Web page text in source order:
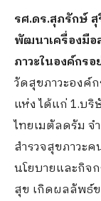
รศ.ดร.สุภรักษ์ สุ
พัฒนาเครื่องมือ
ภาวะในองค์กรอ
วัดสุขภาวะองค์
แห่ง ได้แก่ 1.บ
ไทยเมตัลดรัม จ
สำรวจสุขภาวะ
นโยบายและกิจ
สุข เกิดผลลัพธ์